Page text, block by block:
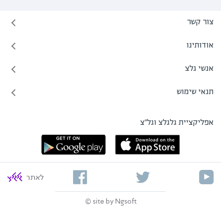
צור קשר
אודותינו
אנשי גלצ
תנאי שימוש
אפליקציית גלגלצ וגל"צ
site by Ngsoft ©
לאתר